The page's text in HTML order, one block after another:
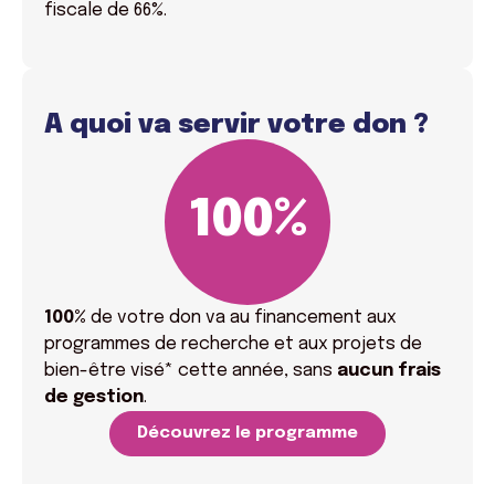
fiscale de 66%.
A quoi va servir votre don ?
100%
100% de votre don va au financement aux
programmes de recherche et aux projets de
bien-être visé* cette année, sans aucun frais
de gestion.
Découvrez le programme